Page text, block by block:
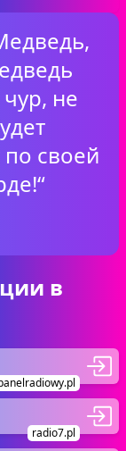
не
по своей
в
radio7.pl